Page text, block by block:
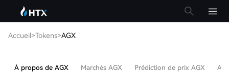
Accueil>Tokens>AGX
À propos de AGX Marchés AGX Prédiction de prix AGX